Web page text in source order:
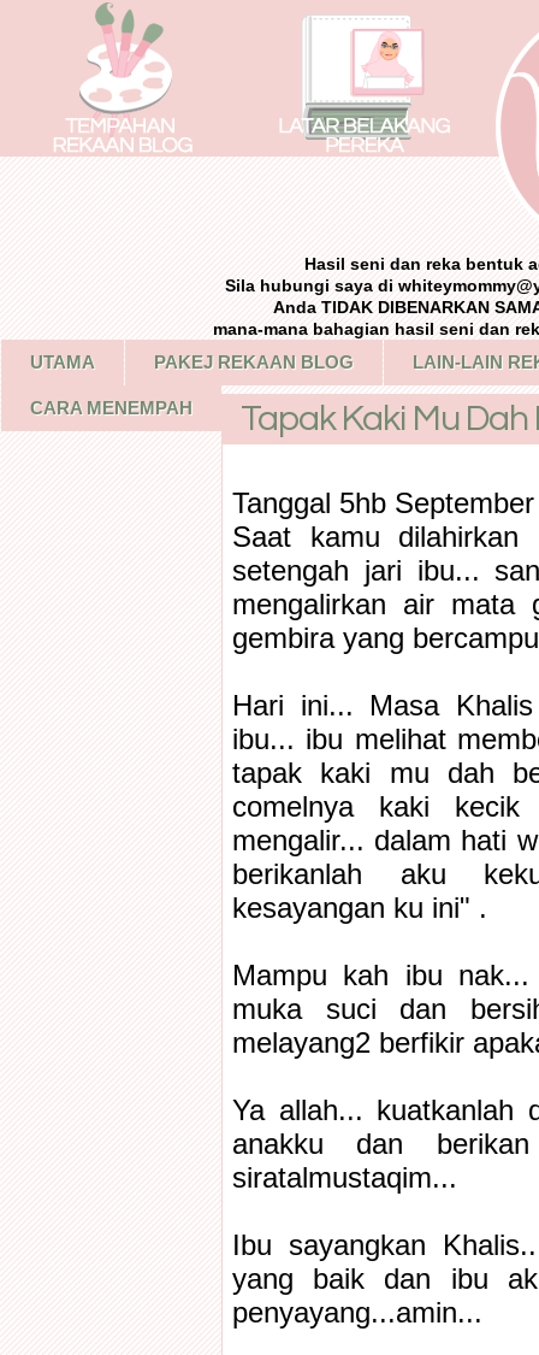
Hasil seni dan reka bentuk
Sila hubungi saya di
Anda TIDAK DIBENARKAN
mana-mana bahagian hasil seni dan
UTAMA PAKEJ REKAAN BLOG LAIN-LAIN
CARA MENEMPAH Tapak Kaki Mu Dah
Tanggal 5hb
Saat kamu
setengah jari ibu...
mengalirkan air mata
gembira yang
Hari ini... Masa
ibu... ibu melihat
tapak kaki mu dah
comelnya kaki
mengalir... dalam hati
berikanlah aku
kesayangan ku ini" .
Mampu kah ibu
muka suci dan
melayang2 berfikir
Ya allah... kuatkanlah
anakku dan
siratalmustaqim...
Ibu sayangkan
yang baik dan ibu
penyayang...amin...